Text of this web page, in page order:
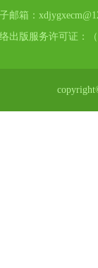
邮箱：
出版服务许可证：